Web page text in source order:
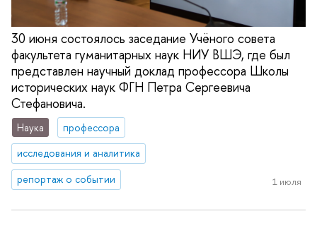
30 июня состоялось заседание Учёного совета
факультета гуманитарных наук НИУ ВШЭ, где был
представлен научный доклад профессора Школы
исторических наук ФГН Петра Сергеевича
Стефановича.
Наука
профессора
исследования и аналитика
репортаж о событии
1 июля